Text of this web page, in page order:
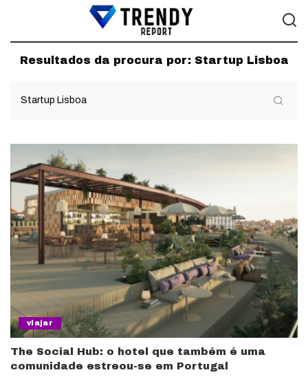
Resultados da procura por: Startup Lisboa
viajar
The Social Hub: o hotel que também é uma
comunidade estreou-se em Portugal